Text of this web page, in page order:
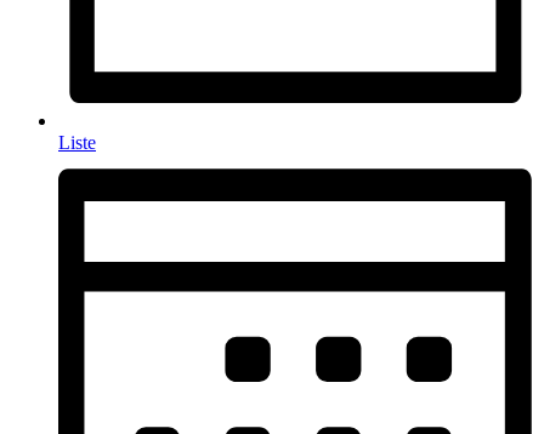
Liste